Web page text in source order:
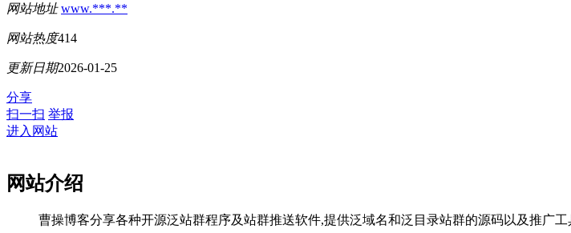
网站地址 www.***.**
网站热度414
更新日期2026-01-25
分享
扫一扫 举报
进入网站
网站介绍
曹操博客分享各种开源泛站群程序及站群推送软件,提供泛域名和泛目录站群的源码以及推广